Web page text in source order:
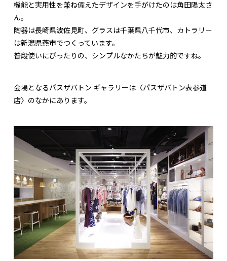
機能と実用性を兼ね備えたデザインを手がけたのは角田陽太さ
ん。
陶器は長崎県波佐見町、グラスは千葉県八千代市、カトラリー
は新潟県燕市でつくっています。
普段使いにぴったりの、シンプルなかたちが魅力的ですね。
会場となるパスザバトン ギャラリーは〈パスザバトン表参道
店〉のなかにあります。